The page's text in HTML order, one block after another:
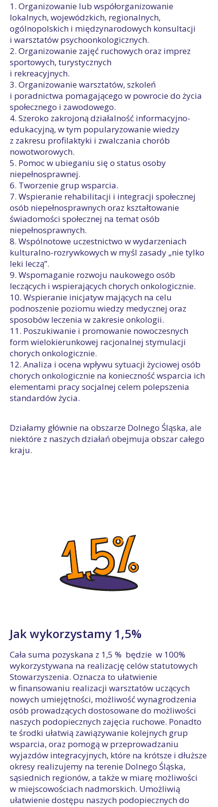
1. Organizowanie lub współorganizowanie
lokalnych, wojewódzkich, regionalnych,
ogólnopolskich i międzynarodowych konsultacji
i warsztatów psychoonkologicznych.
2. Organizowanie zajęć ruchowych oraz imprez
sportowych, turystycznych
i rekreacyjnych.
3. Organizowanie warsztatów, szkoleń
i poradnictwa pomagającego w powrocie do życia
społecznego i zawodowego.
4. Szeroko zakrojoną działalność informacyjno-
edukacyjną, w tym popularyzowanie wiedzy
z zakresu profilaktyki i zwalczania chorób
nowotworowych.
5. Pomoc w ubieganiu się o status osoby
niepełnosprawnej.
6. Tworzenie grup wsparcia.
7. Wspieranie rehabilitacji i integracji społecznej
osób niepełnosprawnych oraz kształtowanie
świadomości społecznej na temat osób
niepełnosprawnych.
8. Wspólnotowe uczestnictwo w wydarzeniach
kulturalno-rozrywkowych w myśl zasady „nie tylko
leki leczą”.
9. Wspomaganie rozwoju naukowego osób
leczących i wspierających chorych onkologicznie.
10. Wspieranie inicjatyw mających na celu
podnoszenie poziomu wiedzy medycznej oraz
sposobów leczenia w zakresie onkologii.
11. Poszukiwanie i promowanie nowoczesnych
form wielokierunkowej racjonalnej stymulacji
chorych onkologicznie.
12. Analiza i ocena wpływu sytuacji życiowej osób
chorych onkologicznie na konieczność wsparcia ich
elementami pracy socjalnej celem polepszenia
standardów życia.
Działamy głównie na obszarze Dolnego Śląska, ale
niektóre z naszych działań obejmuja obszar całego
kraju.
Jak wykorzystamy 1,5%
Cała suma pozyskana z 1,5 % będzie w 100%
wykorzystywana na realizację celów statutowych
Stowarzyszenia. Oznacza to ułatwienie
w finansowaniu realizacji warsztatów uczących
nowych umiejętności, możliwość wynagrodzenia
osób prowadzących dostosowane do możliwości
naszych podopiecznych zajęcia ruchowe. Ponadto
te środki ułatwią zawiązywanie kolejnych grup
wsparcia, oraz pomogą w przeprowadzaniu
wyjazdów integracyjnych, które na krótsze i dłuższe
okresy realizujemy na terenie Dolnego Śląska,
sąsiednich regionów, a także w miarę możliwości
w miejscowościach nadmorskich. Umożliwią
ułatwienie dostępu naszych podopiecznych do